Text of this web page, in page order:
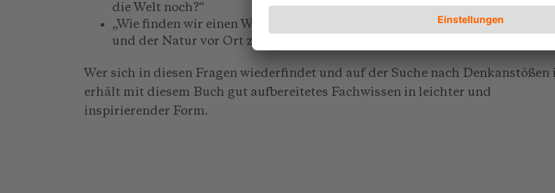
die Welt noch?“
„Wie finden wir einen Weg, wieder mehr auf Augenhöhe mit den Menschen
und der Natur vor Ort zu gelangen?“
Wer sich in diesen Fragen wiederfindet und auf der Suche nach Denkanstößen
erhält mit diesem Buch gut aufbereitetes Fachwissen in leichter und
inspirierender Form.